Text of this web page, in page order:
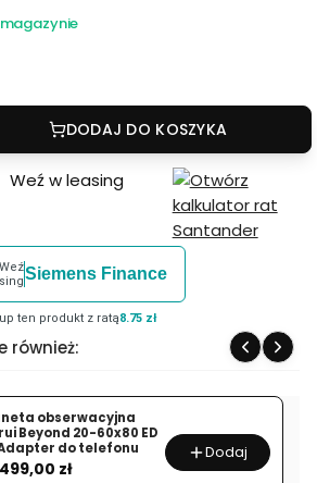
DODAJ DO KOSZYKA
Weź w leasing
WeźSiemens Finance
ten produkt z ratą8.75 zł
również:
obserwacyjna
Beyond 20-60x80 ED
do telefonu
zł
Dodaj